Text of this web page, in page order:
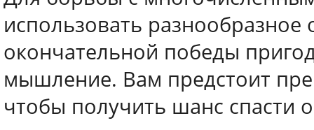
использовать
окончательной победы
мышление. Вам предстоит
чтобы получить шанс спасти